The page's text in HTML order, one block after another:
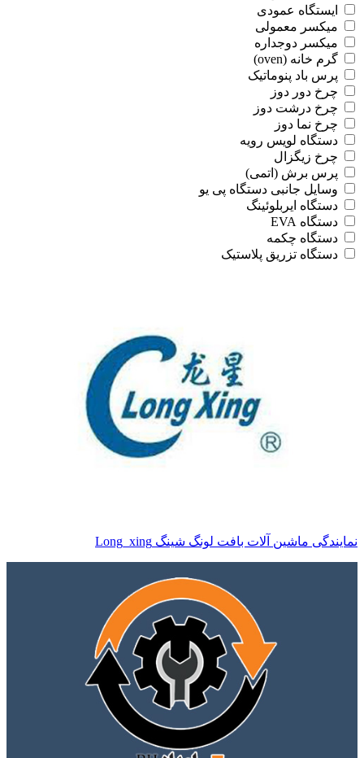
ایستگاه عمودی
میکسر معمولی
میکسر دوجداره
گرم خانه (oven)
پرس باد پنوماتیک
چرخ دور دوز
چرخ درشت دوز
چرخ نما دوز
دستگاه لویس رویه
چرخ زیگزال
پرس برش (اتمی)
وسایل جانبی دستگاه پی یو
دستگاه ایربلوئینگ
دستگاه EVA
دستگاه چکمه
دستگاه تزریق پلاستیک
نمایندگی ماشین آلات بافت لونگ شینگ Long_xing